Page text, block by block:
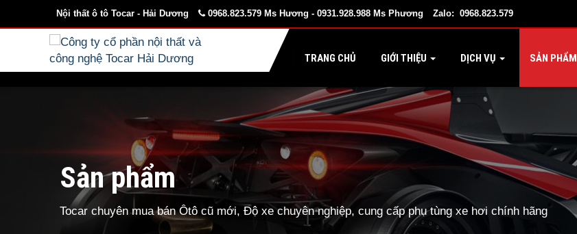
Nội thất ô tô Tocar - Hải Dương 0968.823.579 Ms Hương - 0931.928.988 Ms Phương Zalo: 0968.823.579
TRANG CHỦ GIỚI THIỆU DỊCH VỤ SẢN PHẨM
Sản phẩm
Tocar chuyên mua bán Ôtô cũ mới, Độ xe chuyên nghiệp, cung cấp phụ tùng xe hơi chính hãng